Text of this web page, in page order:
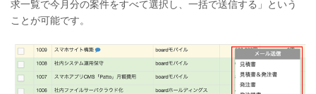
求一覧で今月分の案件をすべて選択し、一括で送信する」という
ことが可能です。